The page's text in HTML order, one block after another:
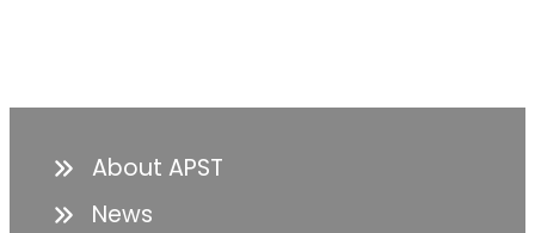
About APST
News